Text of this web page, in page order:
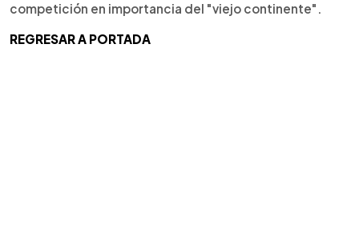
competición en importancia del "viejo continente".
REGRESAR A PORTADA